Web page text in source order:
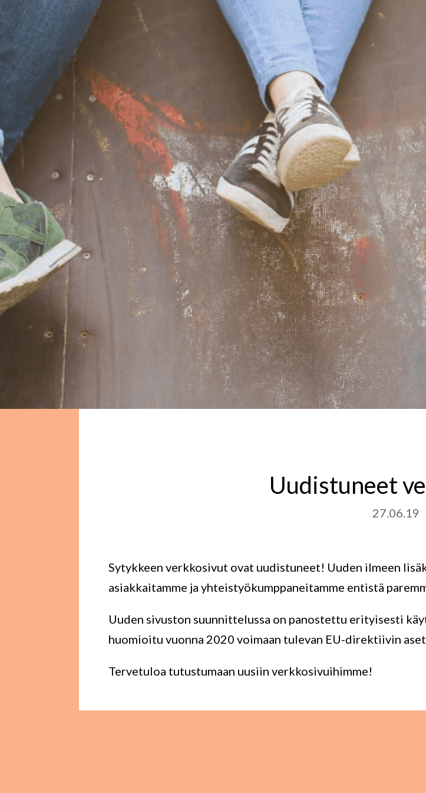
Uudistuneet
27.06.19
Sytykkeen verkkosivut ovat uudistuneet! Uuden ilmeen
asiakkaitamme ja yhteistyökumppaneitamme entistä
Uuden sivuston suunnittelussa on panostettu erityisesti
huomioitu vuonna 2020 voimaan tulevan EU-direktiivin
Tervetuloa tutustumaan uusiin verkkosivuihimme!